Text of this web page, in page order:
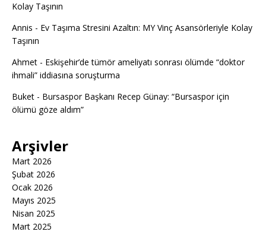
Kolay Taşının
Annis - Ev Taşıma Stresini Azaltın: MY Vinç Asansörleriyle Kolay
Taşının
Ahmet - Eskişehir’de tümör ameliyatı sonrası ölümde “doktor
ihmali” iddiasına soruşturma
Buket - Bursaspor Başkanı Recep Günay: “Bursaspor için
ölümü göze aldım”
Arşivler
Mart 2026
Şubat 2026
Ocak 2026
Mayıs 2025
Nisan 2025
Mart 2025